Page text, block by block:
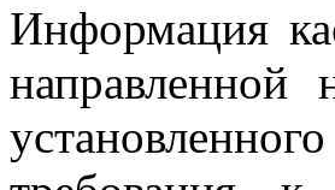
Информация